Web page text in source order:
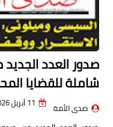
صدور العدد
شاملة للقضايا
صدى الأمة 11 أبريل 2026